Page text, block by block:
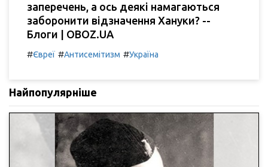
заперечень, а ось деякі намагаються
заборонити відзначення Хануки? --
Блоги | OBOZ.UA
#Євреї #Антисемітизм #Україна
Найпопулярніше